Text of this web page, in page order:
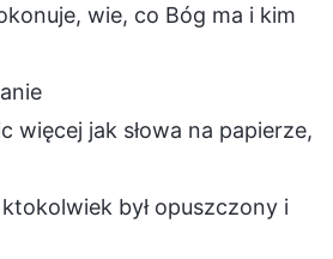
wie, co Bóg ma i kim
więcej jak słowa na papierze,
był opuszczony i